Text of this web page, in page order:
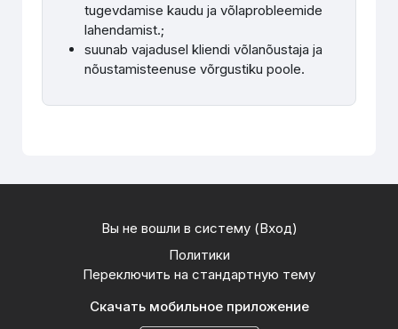
tugevdamise kaudu ja võlaprobleemide
lahendamist.;
suunab vajadusel kliendi võlanõustaja ja
nõustamisteenuse võrgustiku poole.
Вы не вошли в систему (Вход)
Политики
Переключить на стандартную тему
Скачать мобильное приложение